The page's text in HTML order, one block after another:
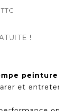
TTC
!
peinture
et